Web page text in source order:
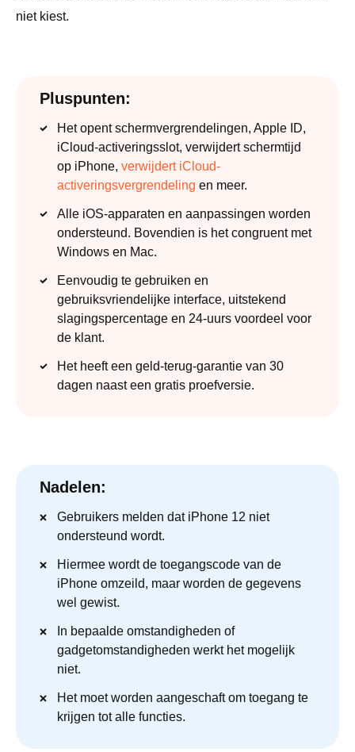
niet kiest.
Pluspunten:
Het opent schermvergrendelingen, Apple ID,
iCloud-activeringsslot, verwijdert schermtijd
op iPhone, verwijdert iCloud-
activeringsvergrendeling en meer.
Alle iOS-apparaten en aanpassingen worden
ondersteund. Bovendien is het congruent met
Windows en Mac.
Eenvoudig te gebruiken en
gebruiksvriendelijke interface, uitstekend
slagingspercentage en 24-uurs voordeel voor
de klant.
Het heeft een geld-terug-garantie van 30
dagen naast een gratis proefversie.
Nadelen:
Gebruikers melden dat iPhone 12 niet
ondersteund wordt.
Hiermee wordt de toegangscode van de
iPhone omzeild, maar worden de gegevens
wel gewist.
In bepaalde omstandigheden of
gadgetomstandigheden werkt het mogelijk
niet.
Het moet worden aangeschaft om toegang te
krijgen tot alle functies.